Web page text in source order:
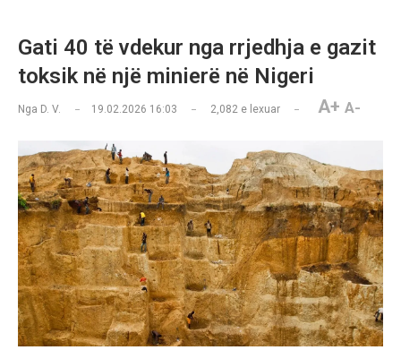
Gati 40 të vdekur nga rrjedhja e gazit
toksik në një minierë në Nigeri
Nga D. V. 19.02.2026 16:03 2,082 e lexuar A+ A-